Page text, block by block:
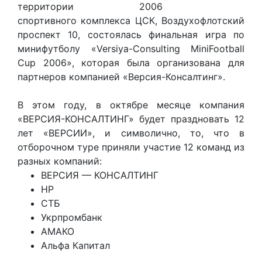
территории
спортивного комплекса ЦСК, Воздухофлотский
проспект 10, состоялась финальная игра по
минифутболу «Versiya-Consulting MiniFootball
Cup 2006», которая была организована для
партнеров компанией «Версия-Консалтинг».
В этом году, в октябре месяце компания
«ВЕРСИЯ-КОНСАЛТИНГ» будет праздновать 12
лет «ВЕРСИИ», и символично, то, что в
отборочном туре приняли участие 12 команд из
разных компаний:
ВЕРСИЯ — КОНСАЛТИНГ
HP
СТБ
Укрпромбанк
АМАКО
Альфа Капитал